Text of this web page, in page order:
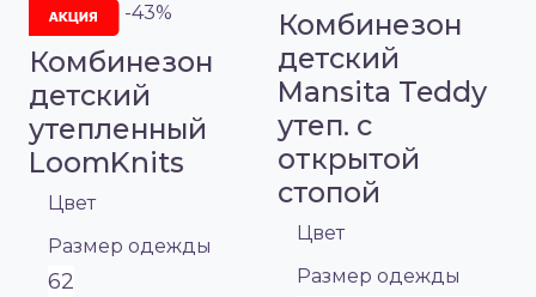
-43%
Комбинезон
детский
утепленный
LoomKnits
Цвет
Размер одежды
62
Комбинезон
детский
Mansita Teddy
утеп. с
открытой
стопой
Цвет
Размер одежды